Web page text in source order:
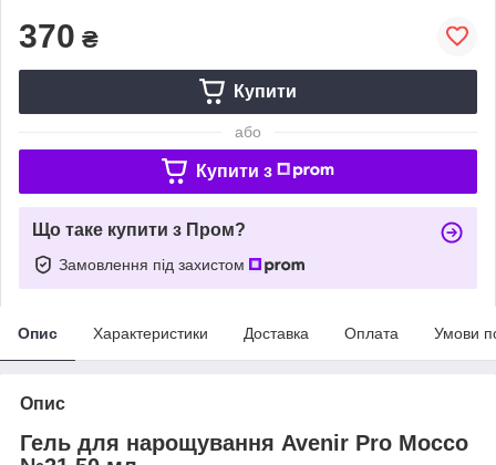
370 ₴
Купити
або
Купити з
Що таке купити з Пром?
Замовлення під захистом
Опис Характеристики Доставка Оплата Умови
Опис
Гель для нарощування Avenir Pro Mocco